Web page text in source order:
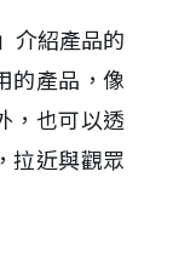
介紹產品的
的產品，像
，也可以透
拉近與觀眾